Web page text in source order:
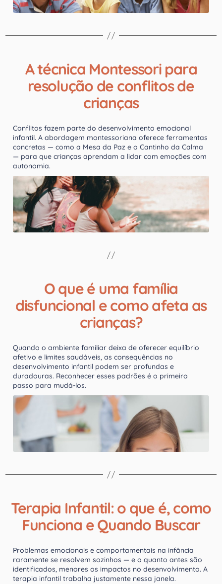
A técnica Montessori para
resolução de conflitos de
crianças
Conflitos fazem parte do desenvolvimento emocional
infantil. A abordagem montessoriana oferece ferramentas
concretas — como a Mesa da Paz e o Cantinho da Calma
— para que crianças aprendam a lidar com emoções com
autonomia.
O que é uma família
disfuncional e como afeta as
crianças?
Quando o ambiente familiar deixa de oferecer equilíbrio
afetivo e limites saudáveis, as consequências no
desenvolvimento infantil podem ser profundas e
duradouras. Reconhecer esses padrões é o primeiro
passo para mudá-los.
Terapia Infantil: o que é, como
Funciona e Quando Buscar
Problemas emocionais e comportamentais na infância
raramente se resolvem sozinhos — e o quanto antes são
identificados, menores os impactos no desenvolvimento. A
terapia infantil trabalha justamente nessa janela.